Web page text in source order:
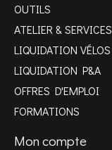
OUTILS
ATELIER & SERVICES
LIQUIDATION VÉLOS
LIQUIDATION P&A
OFFRES D'EMPLOI
FORMATIONS
Mon compte